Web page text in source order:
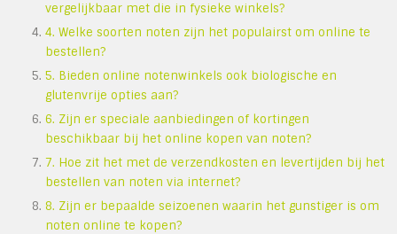
vergelijkbaar met die in fysieke winkels?
4. Welke soorten noten zijn het populairst om online te
bestellen?
5. Bieden online notenwinkels ook biologische en
glutenvrije opties aan?
6. Zijn er speciale aanbiedingen of kortingen
beschikbaar bij het online kopen van noten?
7. Hoe zit het met de verzendkosten en levertijden bij het
bestellen van noten via internet?
8. Zijn er bepaalde seizoenen waarin het gunstiger is om
noten online te kopen?